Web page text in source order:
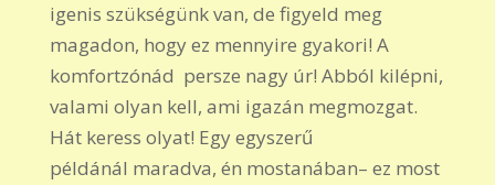
igenis szükségünk van, de figyeld meg
magadon, hogy ez mennyire gyakori! A
komfortzónád persze nagy úr! Abból kilépni,
valami olyan kell, ami igazán megmozgat.
Hát keress olyat! Egy egyszerű
példánál maradva, én mostanában– ez most